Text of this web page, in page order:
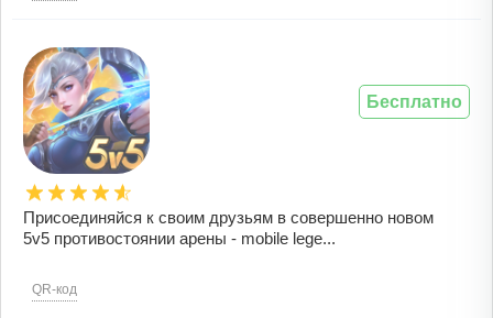
Присоединяйся к своим друзьям в совершенно новом
5v5 противостоянии арены - mobile lege...
QR-код
Бесплатно